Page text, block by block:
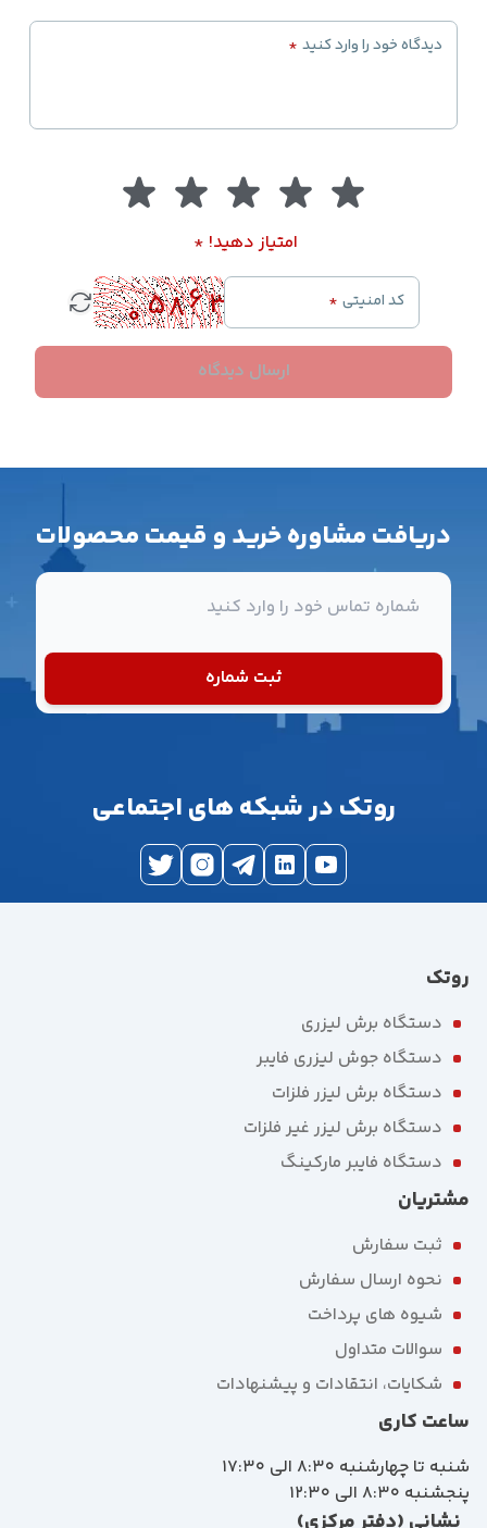
دیدگاه خود را وارد کنید *
امتیاز دهید! *
کد امنیتی *
ارسال دیدگاه
دریافت مشاوره خرید و قیمت محصولات
ثبت شماره
روتک در شبکه های اجتماعی
روتک
دستگاه برش لیزری
دستگاه جوش لیزری فایبر
دستگاه برش لیزر فلزات
دستگاه برش لیزر غیر فلزات
دستگاه فایبر مارکینگ
مشتریان
ثبت سفارش
نحوه ارسال سفارش
شیوه های پرداخت
سوالات متداول
شکایات، انتقادات و پیشنهادات
ساعت کاری
شنبه تا چهارشنبه 8:30 الی 17:30
پنجشنبه 8:30 الی 12:30